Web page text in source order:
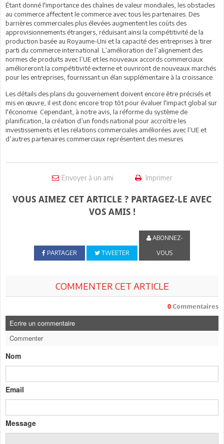
Étant donné l'importance des chaînes de valeur mondiales, les obstacles
au commerce affectent le commerce avec tous les partenaires. Des
barrières commerciales plus élevées augmentent les coûts des
approvisionnements étrangers, réduisant ainsi la compétitivité de la
production basée au Royaume-Uni et la capacité des entreprises à tirer
parti du commerce international. L’amélioration de l’alignement des
normes de produits avec l’UE et les nouveaux accords commerciaux
amélioreront la compétitivité externe et ouvriront de nouveaux marchés
pour les entreprises, fournissant un élan supplémentaire à la croissance.
Les détails des plans du gouvernement doivent encore être précisés et
mis en œuvre, il est donc encore trop tôt pour évaluer l'impact global sur
l'économie. Cependant, à notre avis, la réforme du système de
planification, la création d’un fonds national pour accroître les
investissements et les relations commerciales améliorées avec l’UE et
d’autres partenaires commerciaux représentent des mesures
Envoyer à un ami Imprimer
VOUS AIMEZ CET ARTICLE ? PARTAGEZ-LE AVEC
VOS AMIS !
PARTAGER TWEETER
ABONNEZ-
VOUS
COMMENTER CET ARTICLE
0 Commentaires
Ecrire un commentaire
Commenter
Nom
Email
Message